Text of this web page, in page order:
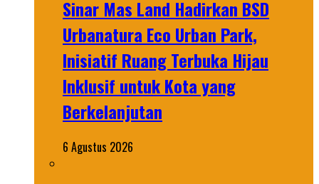
Sinar Mas Land Hadirkan BSD
Urbanatura Eco Urban Park,
Inisiatif Ruang Terbuka Hijau
Inklusif untuk Kota yang
Berkelanjutan
6 Agustus 2026